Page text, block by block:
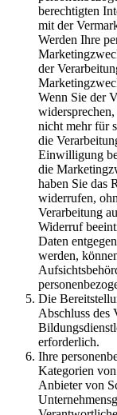
berechtigten
mit der
Werden Ihre
der
Wenn Sie der
nicht mehr für
die
Einwilligung
die
haben Sie das
widerrufen,
Verarbeitung
Widerruf
Daten
werden,
Die
Abschluss des
erforderlich.
Ihre
Kategorien
Anbieter von